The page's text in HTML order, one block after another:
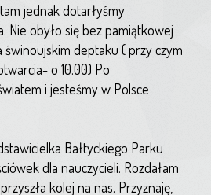
jednak dotarłyśmy
Nie obyło się bez pamiątkowej
świnoujskim deptaku ( przy czym
o 10.00) Po
i jesteśmy w Polsce
Bałtyckiego Parku
dla nauczycieli. Rozdałam
kolej na nas. Przyznaję,